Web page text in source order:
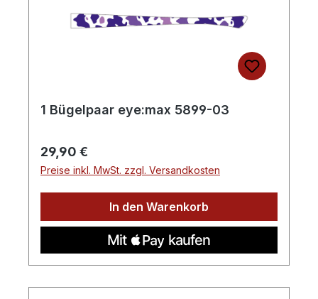
1 Bügelpaar eye:max 5899-03
Regulärer Preis:
29,90 €
Preise inkl. MwSt. zzgl. Versandkosten
In den Warenkorb